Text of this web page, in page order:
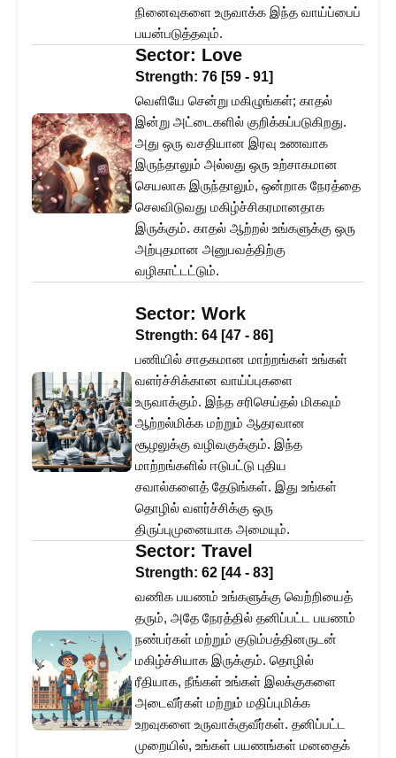
நினைவுகளை உருவாக்க இந்த வாய்ப்பைப்
பயன்படுத்தவும்.
Sector: Love
Strength: 76 [59 - 91]
வெளியே சென்று மகிழுங்கள்; காதல்
இன்று அட்டைகளில் குறிக்கப்படுகிறது.
அது ஒரு வசதியான இரவு உணவாக
இருந்தாலும் அல்லது ஒரு உற்சாகமான
செயலாக இருந்தாலும், ஒன்றாக நேரத்தை
செலவிடுவது மகிழ்ச்சிகரமானதாக
இருக்கும். காதல் ஆற்றல் உங்களுக்கு ஒரு
அற்புதமான அனுபவத்திற்கு
வழிகாட்டட்டும்.
Sector: Work
Strength: 64 [47 - 86]
பணியில் சாதகமான மாற்றங்கள் உங்கள்
வளர்ச்சிக்கான வாய்ப்புகளை
உருவாக்கும். இந்த சரிசெய்தல் மிகவும்
ஆற்றல்மிக்க மற்றும் ஆதரவான
சூழலுக்கு வழிவகுக்கும். இந்த
மாற்றங்களில் ஈடுபட்டு புதிய
சவால்களைத் தேடுங்கள். இது உங்கள்
தொழில் வளர்ச்சிக்கு ஒரு
திருப்புமுனையாக அமையும்.
Sector: Travel
Strength: 62 [44 - 83]
வணிக பயணம் உங்களுக்கு வெற்றியைத்
தரும், அதே நேரத்தில் தனிப்பட்ட பயணம்
நண்பர்கள் மற்றும் குடும்பத்தினருடன்
மகிழ்ச்சியாக இருக்கும். தொழில்
ரீதியாக, நீங்கள் உங்கள் இலக்குகளை
அடைவீர்கள் மற்றும் மதிப்புமிக்க
உறவுகளை உருவாக்குவீர்கள். தனிப்பட்ட
முறையில், உங்கள் பயணங்கள் மனதைக்